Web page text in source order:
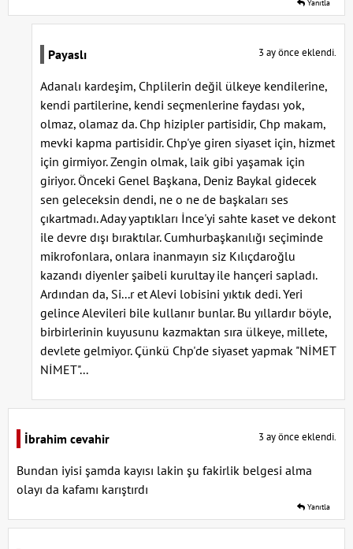
Yanıtla
Payaslı 3 ay önce eklendi.
Adanalı kardeşim, Chplilerin değil ülkeye kendilerine,
kendi partilerine, kendi seçmenlerine faydası yok,
olmaz, olamaz da. Chp hizipler partisidir, Chp makam,
mevki kapma partisidir. Chp'ye giren siyaset için, hizmet
için girmiyor. Zengin olmak, laik gibi yaşamak için
giriyor. Önceki Genel Başkana, Deniz Baykal gidecek
sen geleceksin dendi, ne o ne de başkaları ses
çıkartmadı. Aday yaptıkları İnce'yi sahte kaset ve dekont
ile devre dışı bıraktılar. Cumhurbaşkanılığı seçiminde
mikrofonlara, onlara inanmayın siz Kılıçdaroğlu
kazandı diyenler şaibeli kurultay ile hançeri sapladı.
Ardından da, Si...r et Alevi lobisini yıktık dedi. Yeri
gelince Alevileri bile kullanır bunlar. Bu yıllardır böyle,
birbirlerinin kuyusunu kazmaktan sıra ülkeye, millete,
devlete gelmiyor. Çünkü Chp'de siyaset yapmak "NİMET
NİMET"...
İbrahim cevahir 3 ay önce eklendi.
Bundan iyisi şamda kayısı lakin şu fakirlik belgesi alma
olayı da kafamı karıştırdı
Yanıtla